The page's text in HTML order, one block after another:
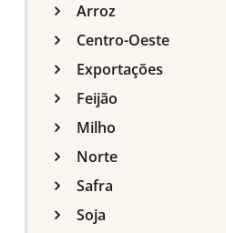
Arroz
Centro-Oeste
Exportações
Feijão
Milho
Norte
Safra
Soja